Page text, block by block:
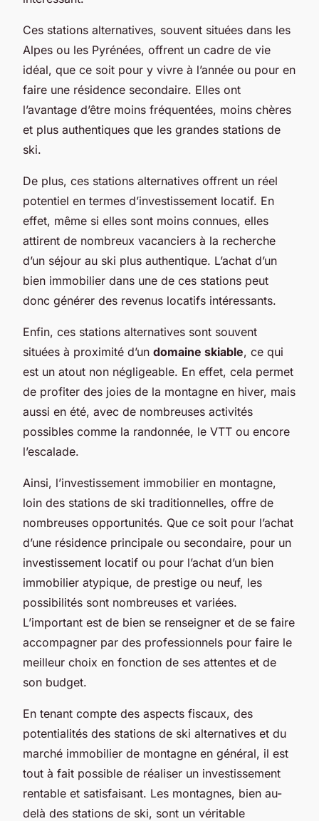
Ces stations alternatives, souvent situées dans les
Alpes ou les Pyrénées, offrent un cadre de vie
idéal, que ce soit pour y vivre à l’année ou pour en
faire une résidence secondaire. Elles ont
l’avantage d’être moins fréquentées, moins chères
et plus authentiques que les grandes stations de
ski.
De plus, ces stations alternatives offrent un réel
potentiel en termes d’investissement locatif. En
effet, même si elles sont moins connues, elles
attirent de nombreux vacanciers à la recherche
d’un séjour au ski plus authentique. L’achat d’un
bien immobilier dans une de ces stations peut
donc générer des revenus locatifs intéressants.
Enfin, ces stations alternatives sont souvent
situées à proximité d’un domaine skiable, ce qui
est un atout non négligeable. En effet, cela permet
de profiter des joies de la montagne en hiver, mais
aussi en été, avec de nombreuses activités
possibles comme la randonnée, le VTT ou encore
l’escalade.
Ainsi, l’investissement immobilier en montagne,
loin des stations de ski traditionnelles, offre de
nombreuses opportunités. Que ce soit pour l’achat
d’une résidence principale ou secondaire, pour un
investissement locatif ou pour l’achat d’un bien
immobilier atypique, de prestige ou neuf, les
possibilités sont nombreuses et variées.
L’important est de bien se renseigner et de se faire
accompagner par des professionnels pour faire le
meilleur choix en fonction de ses attentes et de
son budget.
En tenant compte des aspects fiscaux, des
potentialités des stations de ski alternatives et du
marché immobilier de montagne en général, il est
tout à fait possible de réaliser un investissement
rentable et satisfaisant. Les montagnes, bien au-
delà des stations de ski, sont un véritable